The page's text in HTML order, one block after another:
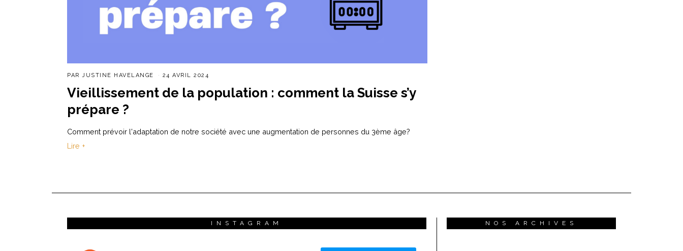
PAR JUSTINE HAVELANGE 24 AVRIL 2024
Vieillissement de la population : comment la Suisse s’y
prépare ?
Comment prévoir l'adaptation de notre société avec une augmentation de personnes du 3ème âge?
Lire +
INSTAGRAM NOS ARCHIVES